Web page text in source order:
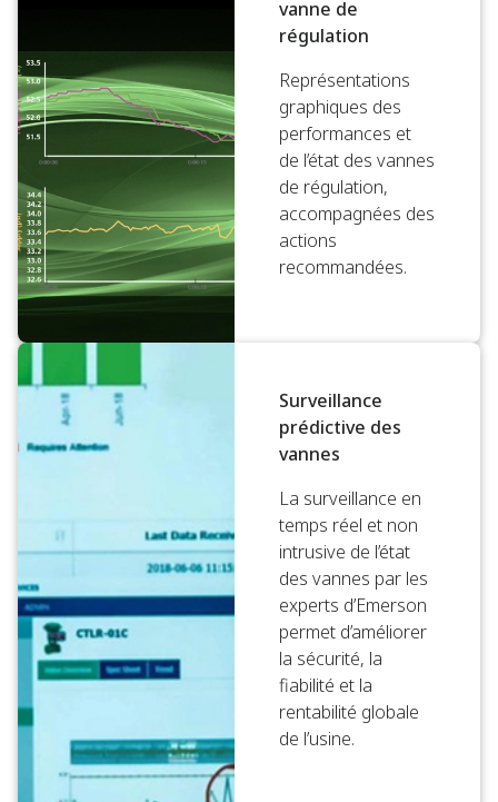
vanne de
régulation
Représentations
graphiques des
performances et
de l’état des vannes
de régulation,
accompagnées des
actions
recommandées.
Surveillance
prédictive des
vannes
La surveillance en
temps réel et non
intrusive de l’état
des vannes par les
experts d’Emerson
permet d’améliorer
la sécurité, la
fiabilité et la
rentabilité globale
de l’usine.